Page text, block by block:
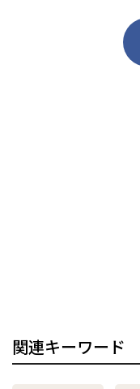
関連キーワード